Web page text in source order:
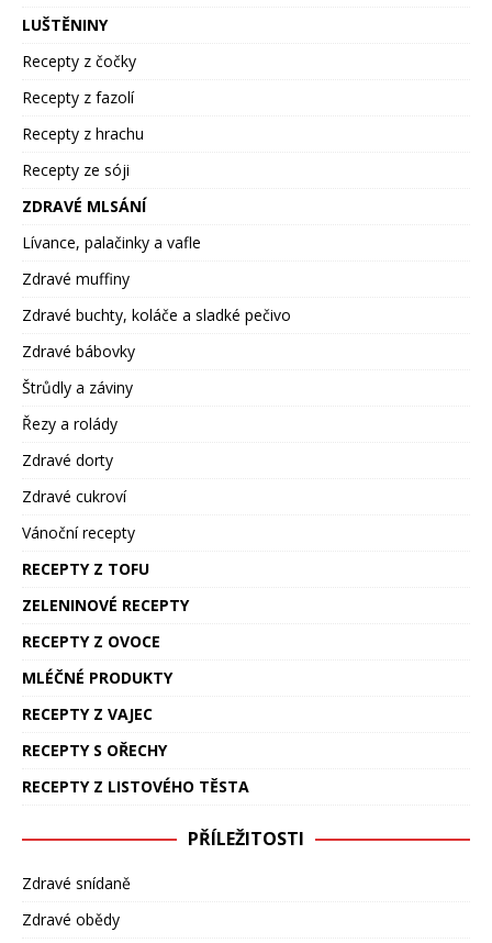
LUŠTĚNINY
Recepty z čočky
Recepty z fazolí
Recepty z hrachu
Recepty ze sóji
ZDRAVÉ MLSÁNÍ
Lívance, palačinky a vafle
Zdravé muffiny
Zdravé buchty, koláče a sladké pečivo
Zdravé bábovky
Štrůdly a záviny
Řezy a rolády
Zdravé dorty
Zdravé cukroví
Vánoční recepty
RECEPTY Z TOFU
ZELENINOVÉ RECEPTY
RECEPTY Z OVOCE
MLÉČNÉ PRODUKTY
RECEPTY Z VAJEC
RECEPTY S OŘECHY
RECEPTY Z LISTOVÉHO TĚSTA
PŘÍLEŽITOSTI
Zdravé snídaně
Zdravé obědy